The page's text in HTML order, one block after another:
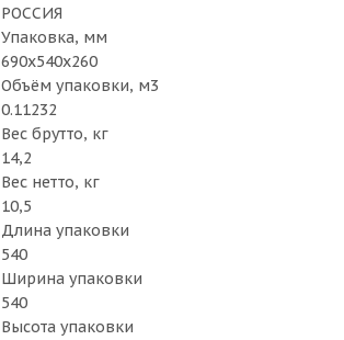
РОССИЯ
Упаковка, мм
690х540х260
Объём упаковки, м3
0.11232
Вес брутто, кг
14,2
Вес нетто, кг
10,5
Длина упаковки
540
Ширина упаковки
540
Высота упаковки